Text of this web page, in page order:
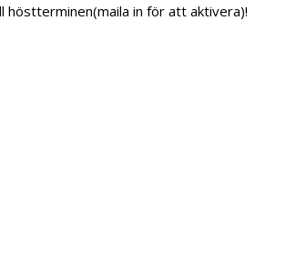
höstterminen(maila in för att aktivera)!